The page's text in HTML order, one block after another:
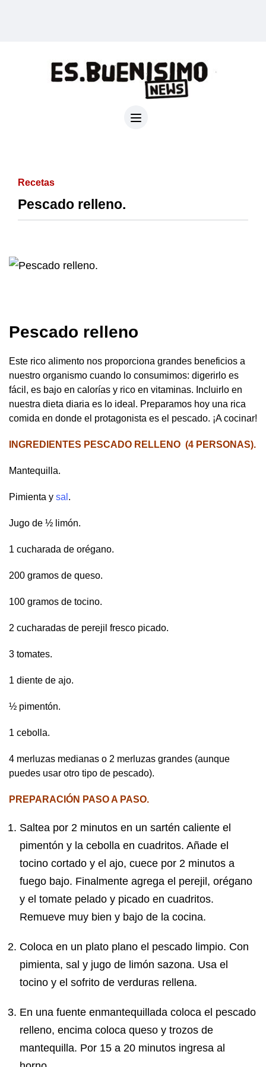
Recetas
Pescado relleno.
Pescado relleno
Este rico alimento nos proporciona grandes beneficios a
nuestro organismo cuando lo consumimos: digerirlo es
fácil, es bajo en calorías y rico en vitaminas. Incluirlo en
nuestra dieta diaria es lo ideal. Preparamos hoy una rica
comida en donde el protagonista es el pescado. ¡A cocinar!
INGREDIENTES PESCADO RELLENO (4 PERSONAS).
Mantequilla.
Pimienta y sal .
Jugo de ½ limón.
1 cucharada de orégano.
200 gramos de queso.
100 gramos de tocino.
2 cucharadas de perejil fresco picado.
3 tomates.
1 diente de ajo.
½ pimentón.
1 cebolla.
4 merluzas medianas o 2 merluzas grandes (aunque
puedes usar otro tipo de pescado).
PREPARACIÓN PASO A PASO.
Saltea por 2 minutos en un sartén caliente el
pimentón y la cebolla en cuadritos. Añade el
tocino cortado y el ajo, cuece por 2 minutos a
fuego bajo. Finalmente agrega el perejil, orégano
y el tomate pelado y picado en cuadritos.
Remueve muy bien y bajo de la cocina.
Coloca en un plato plano el pescado limpio. Con
pimienta, sal y jugo de limón sazona. Usa el
tocino y el sofrito de verduras rellena.
En una fuente enmantequillada coloca el pescado
relleno, encima coloca queso y trozos de
mantequilla. Por 15 a 20 minutos ingresa al